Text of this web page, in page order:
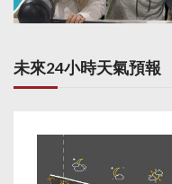
未來24小時天氣預報